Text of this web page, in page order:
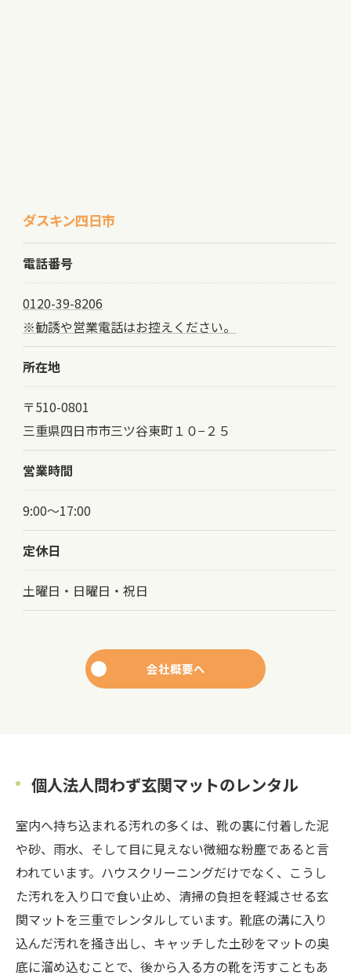
ダスキン四日市
電話番号
0120-39-8206
※勧誘や営業電話はお控えください。
所在地
〒510-0801
三重県四日市市三ツ谷東町１０−２５
営業時間
9:00～17:00
定休日
土曜日・日曜日・祝日
会社概要へ
個人法人問わず玄関マットのレンタル
室内へ持ち込まれる汚れの多くは、靴の裏に付着した泥
や砂、雨水、そして目に見えない微細な粉塵であると言
われています。ハウスクリーニングだけでなく、こうし
た汚れを入り口で食い止め、清掃の負担を軽減させる玄
関マットを三重でレンタルしています。靴底の溝に入り
込んだ汚れを掻き出し、キャッチした土砂をマットの奥
底に溜め込むことで、後から入る方の靴を汚すこともあ